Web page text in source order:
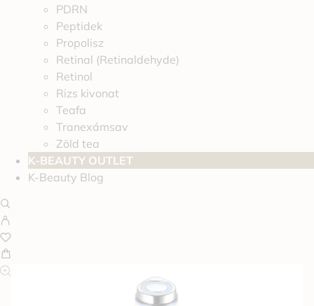
PDRN
Peptidek
Propolisz
Retinal (Retinaldehyde)
Retinol
Rizs kivonat
Teafa
Tranexámsav
Zöld tea
K-BEAUTY OUTLET
K-Beauty Blog